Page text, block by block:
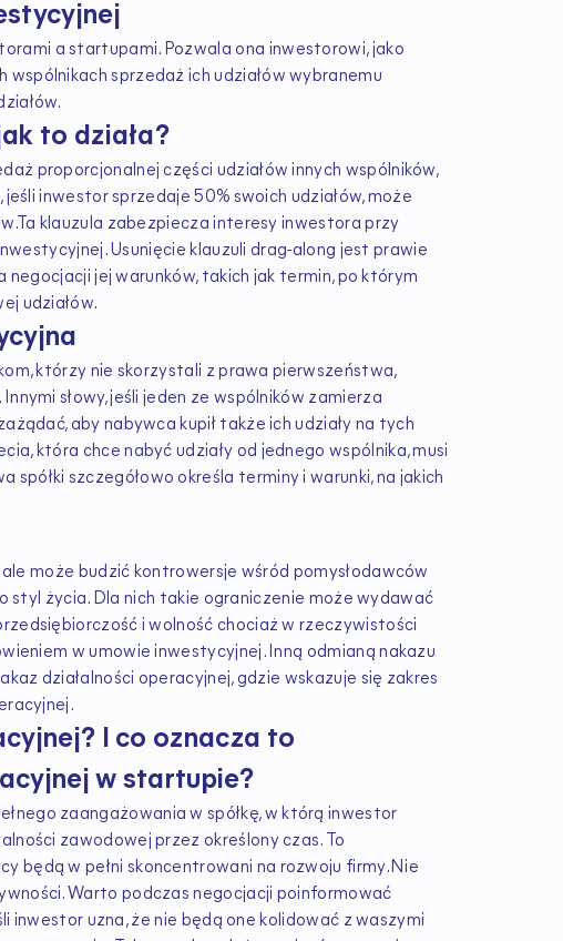
a startupami. Pozwala ona inwestorowi, jako
sprzedaż ich udziałów wybranemu
to działa?
proporcjonalnej części udziałów innych wspólników,
inwestor sprzedaje 50% swoich udziałów, może
klauzula zabezpiecza interesy inwestora przy
Usunięcie klauzuli drag-along jest prawie
jej warunków, takich jak termin, po którym
udziałów.
którzy nie skorzystali z prawa pierwszeństwa,
słowy, jeśli jeden ze wspólników zamierza
aby nabywca kupił także ich udziały na tych
która chce nabyć udziały od jednego wspólnika, musi
szczegółowo określa terminy i warunki, na jakich
może budzić kontrowersje wśród pomysłodawców
życia. Dla nich takie ograniczenie może wydawać
i wolność chociaż w rzeczywistości
w umowie inwestycyjnej. Inną odmianą nakazu
działalności operacyjnej, gdzie wskazuje się zakres
I co oznacza to
w startupie?
zaangażowania w spółkę, w którą inwestor
zawodowej przez określony czas. To
będą w pełni skoncentrowani na rozwoju firmy.Nie
Warto podczas negocjacji poinformować
inwestor uzna, że nie będą one kolidować z waszymi